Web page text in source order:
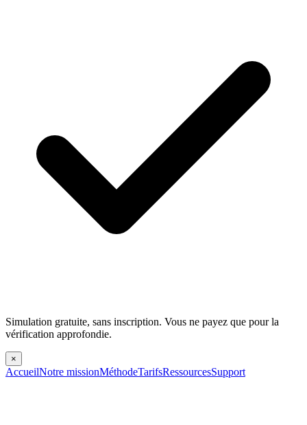
Simulation gratuite, sans inscription. Vous ne payez que pour la
vérification approfondie.
×
AccueilNotre missionMéthodeTarifsRessourcesSupport